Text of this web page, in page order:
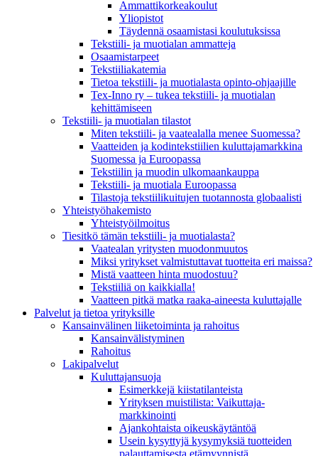
Ammattikorkeakoulut
Yliopistot
Täydennä osaamistasi koulutuksissa
Tekstiili- ja muotialan ammatteja
Osaamistarpeet
Tekstiiliakatemia
Tietoa tekstiili- ja muotialasta opinto-ohjaajille
Tex-Inno ry – tukea tekstiili- ja muotialan
kehittämiseen
Tekstiili- ja muotialan tilastot
Miten tekstiili- ja vaatealalla menee Suomessa?
Vaatteiden ja kodintekstiilien kuluttajamarkkina
Suomessa ja Euroopassa
Tekstiilin ja muodin ulkomaankauppa
Tekstiili- ja muotiala Euroopassa
Tilastoja tekstiilikuitujen tuotannosta globaalisti
Yhteistyö­hakemisto
Yhteistyöilmoitus
Tiesitkö tämän tekstiili- ja muotialasta?
Vaatealan yritysten muodonmuutos
Miksi yritykset valmistuttavat tuotteita eri maissa?
Mistä vaatteen hinta muodostuu?
Tekstiiliä on kaikkialla!
Vaatteen pitkä matka raaka-aineesta kuluttajalle
Palvelut ja tietoa yrityksille
Kansainvälinen liiketoiminta ja rahoitus
Kansain­välistyminen
Rahoitus
Lakipalvelut
Kuluttajansuoja
Esimerkkejä kiistatilanteista
Yrityksen muistilista: Vaikuttaja­
markkinointi
Ajankohtaista oikeuskäytäntöä
Usein kysyttyjä kysymyksiä tuotteiden
palauttamisesta etämyynnistä